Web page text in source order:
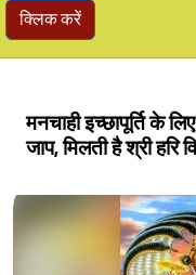
क्लिक करें
मनचाही इच्छापूर्ति के
जाप, मिलती है श्री हरि